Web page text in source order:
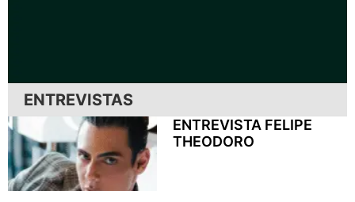
ENTREVISTAS
ENTREVISTA FELIPE
THEODORO